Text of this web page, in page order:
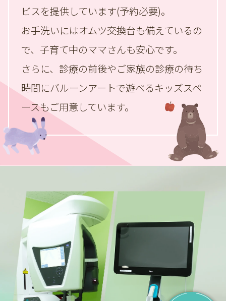
ビスを提供しています(予約必要)。
お手洗いにはオムツ交換台も備えているの
で、 子育て中のママさんも安心です。
さらに、診療の前後やご家族の診療の待ち
時間にバルーンアートで遊べるキッズスペ
ースもご用意しています。